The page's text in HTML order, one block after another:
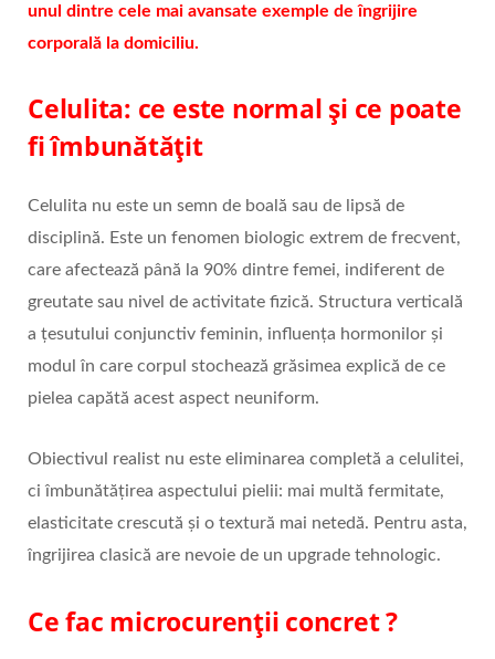
unul dintre cele mai avansate exemple de îngrijire
corporală la domiciliu.
Celulita: ce este normal și ce poate
fi îmbunătățit
Celulita nu este un semn de boală sau de lipsă de
disciplină. Este un fenomen biologic extrem de frecvent,
care afectează până la 90% dintre femei, indiferent de
greutate sau nivel de activitate fizică. Structura verticală
a țesutului conjunctiv feminin, influența hormonilor și
modul în care corpul stochează grăsimea explică de ce
pielea capătă acest aspect neuniform.
Obiectivul realist nu este eliminarea completă a celulitei,
ci îmbunătățirea aspectului pielii: mai multă fermitate,
elasticitate crescută și o textură mai netedă. Pentru asta,
îngrijirea clasică are nevoie de un upgrade tehnologic.
Ce fac microcurenții concret ?